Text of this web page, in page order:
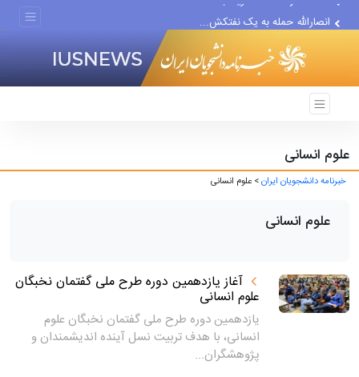
انصارالله حمله به یک نفتکش...
علوم انسانی
خبرنامه دانشجویان ایران> علوم انسانی
علوم انسانی
آغاز یازدهمین دوره طرح ملی گفتمان نخبگان
علوم انسانی
یازدهمین دوره طرح ملی گفتمان نخبگان علوم
انسانی، با هدف تربیت نسل آینده اندیشمندان و
پژوهشگران...